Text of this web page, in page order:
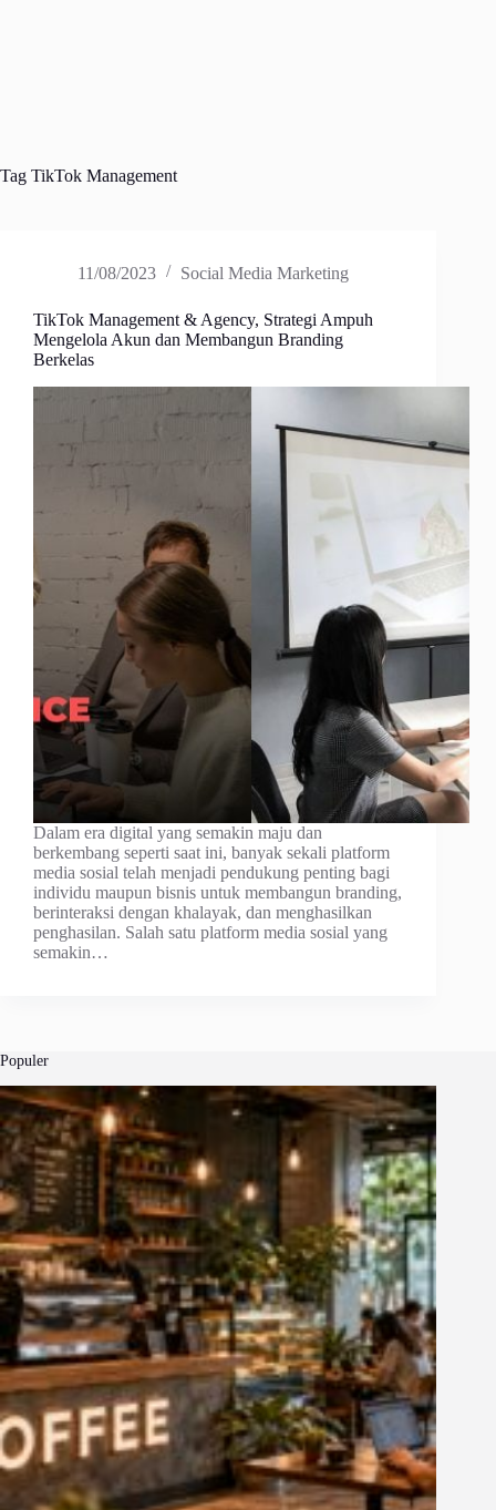
Tag TikTok Management
11/08/2023 Social Media Marketing
TikTok Management & Agency, Strategi Ampuh
Mengelola Akun dan Membangun Branding
Berkelas
Dalam era digital yang semakin maju dan
berkembang seperti saat ini, banyak sekali platform
media sosial telah menjadi pendukung penting bagi
individu maupun bisnis untuk membangun branding,
berinteraksi dengan khalayak, dan menghasilkan
penghasilan. Salah satu platform media sosial yang
semakin…
Populer